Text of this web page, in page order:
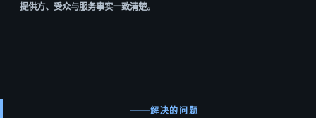
提供方、受众与服务事实一致清楚。
解决的问题